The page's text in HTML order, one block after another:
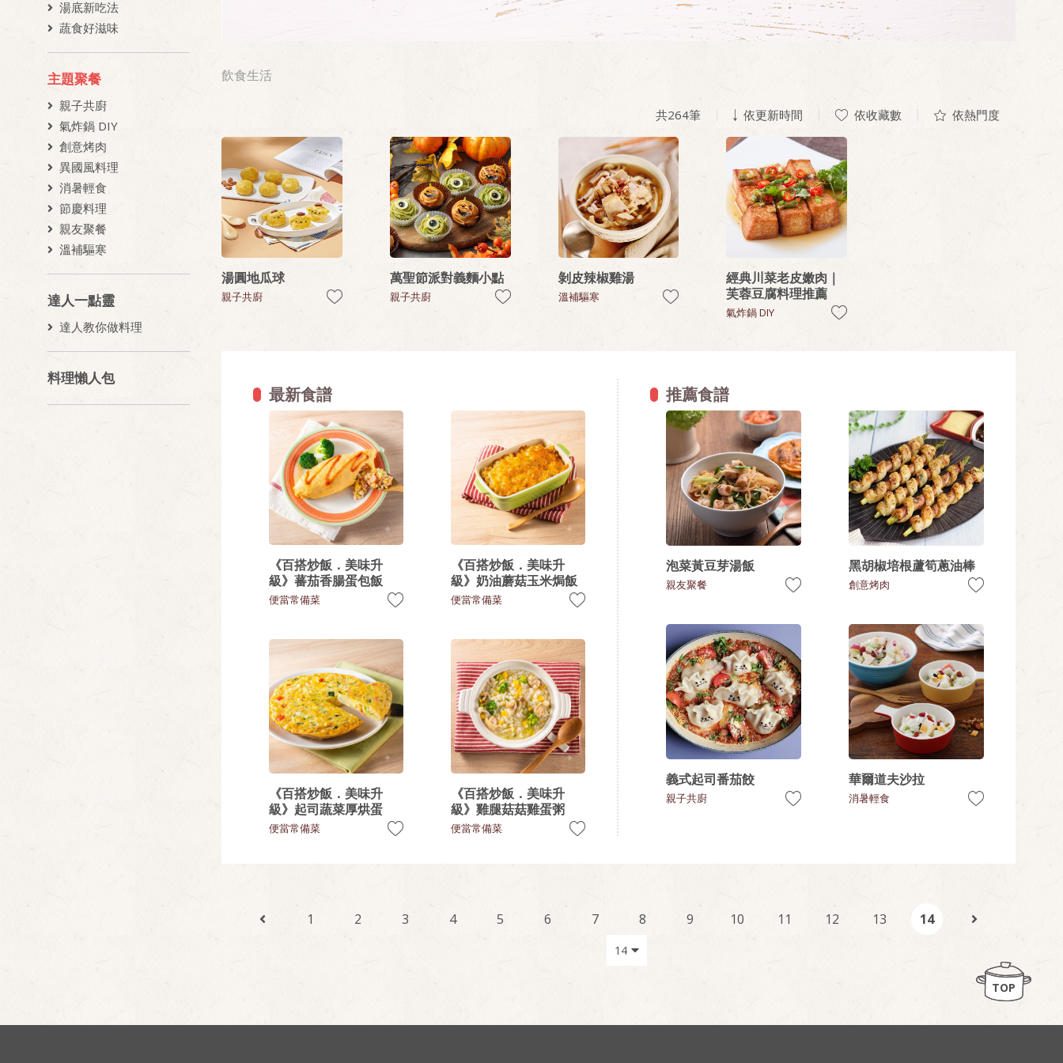
湯底新吃法
蔬食好滋味
主題聚餐
親子共廚
氣炸鍋 DIY
創意烤肉
異國風料理
消暑輕食
節慶料理
親友聚餐
溫補驅寒
達人一點靈
達人教你做料理
料理懶人包
飲食生活
共264筆 依更新時間 依收藏數 依熱門度
湯圓地瓜球
親子共廚
萬聖節派對義麵小點
親子共廚
剝皮辣椒雞湯
溫補驅寒
經典川菜老皮嫩肉｜
芙蓉豆腐料理推薦
氣炸鍋 DIY
最新食譜
《百搭炒飯．美味升
級》蕃茄香腸蛋包飯
便當常備菜
《百搭炒飯．美味升
級》奶油蘑菇玉米焗飯
便當常備菜
《百搭炒飯．美味升
級》起司蔬菜厚烘蛋
便當常備菜
《百搭炒飯．美味升
級》雞腿菇菇雞蛋粥
便當常備菜
推薦食譜
泡菜黃豆芽湯飯
親友聚餐
黑胡椒培根蘆筍蔥油棒
創意烤肉
義式起司番茄餃
親子共廚
華爾道夫沙拉
消暑輕食
1 2 3 4 5 6 7 8 9 10 11 12 13 14
TOP